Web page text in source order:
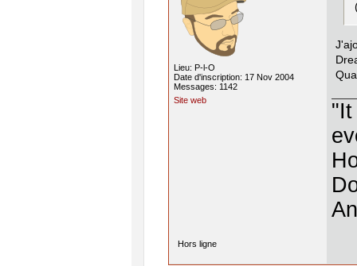
Lieu: P-l-O
Date d'inscription: 17 Nov 2004
Messages: 1142
Site web
"It
Hors ligne